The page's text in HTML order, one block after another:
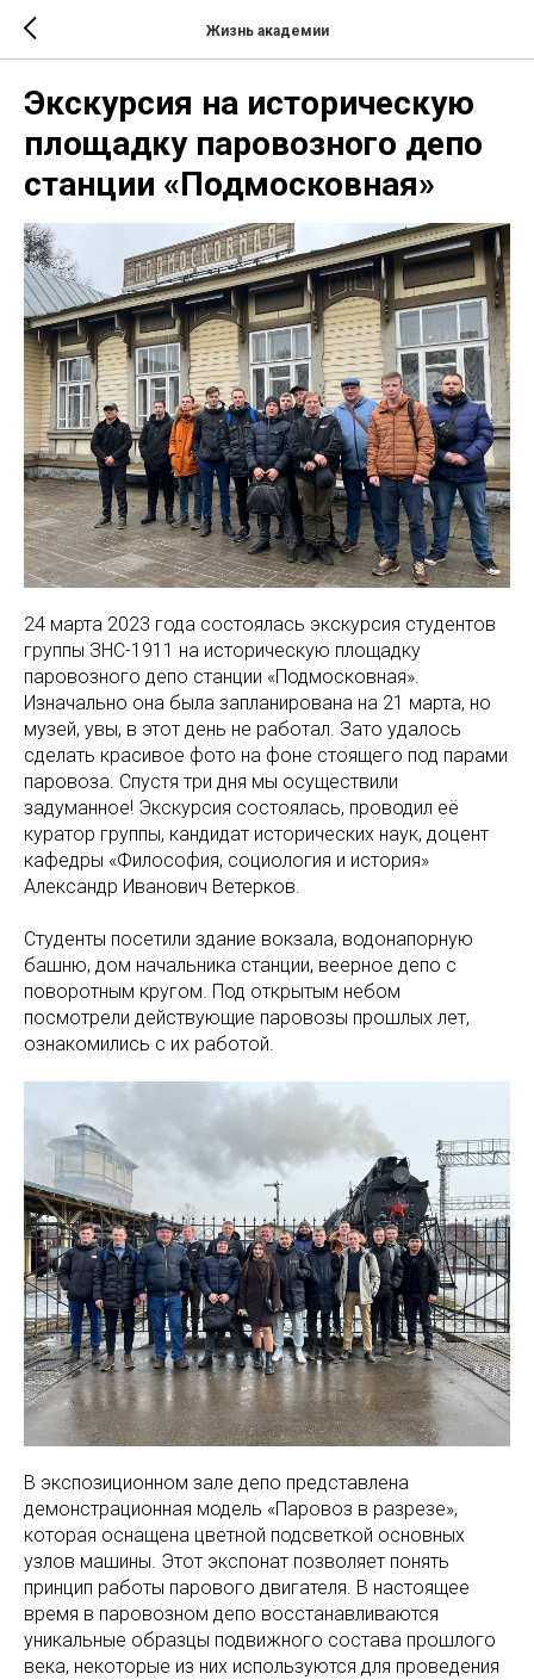
Жизнь академии
Экскурсия на историческую
площадку паровозного депо
станции «Подмосковная»
24 марта 2023 года состоялась экскурсия студентов
группы ЗНС-1911 на историческую площадку
паровозного депо станции «Подмосковная».
Изначально она была запланирована на 21 марта, но
музей, увы, в этот день не работал. Зато удалось
сделать красивое фото на фоне стоящего под парами
паровоза. Спустя три дня мы осуществили
задуманное! Экскурсия состоялась, проводил её
куратор группы, кандидат исторических наук, доцент
кафедры «Философия, социология и история»
Александр Иванович Ветерков.
Студенты посетили здание вокзала, водонапорную
башню, дом начальника станции, веерное депо с
поворотным кругом. Под открытым небом
посмотрели действующие паровозы прошлых лет,
ознакомились с их работой.
В экспозиционном зале депо представлена
демонстрационная модель «Паровоз в разрезе»,
которая оснащена цветной подсветкой основных
узлов машины. Этот экспонат позволяет понять
принцип работы парового двигателя. В настоящее
время в паровозном депо восстанавливаются
уникальные образцы подвижного состава прошлого
века, некоторые из них используются для проведения